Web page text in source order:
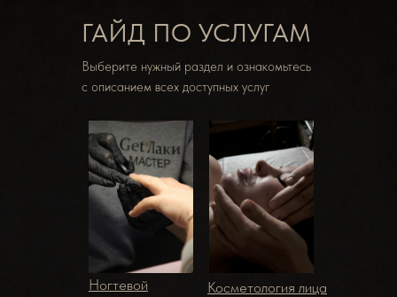
ГАЙД ПО УСЛУГАМ
Выберите нужный раздел и ознакомьтесь
с описанием всех доступных услуг
Ногтевой
Косметология лица